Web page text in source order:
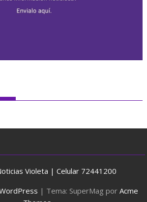
Violeta | Celular 72441200
| Tema: SuperMag por Acme